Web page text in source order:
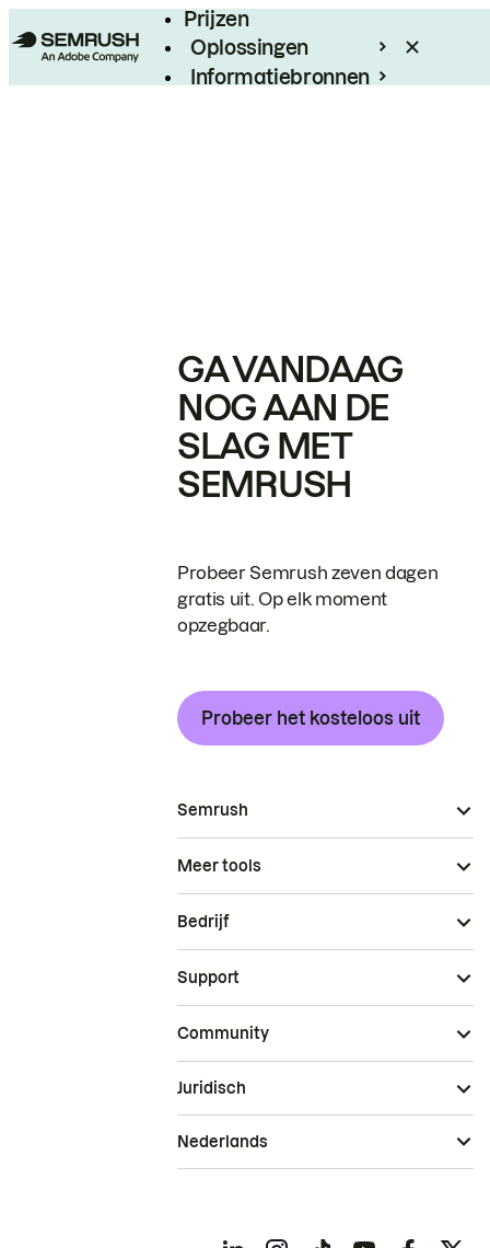
Prijzen
Oplossingen
Informatiebronnen
GA VANDAAG
NOG AAN DE
SLAG MET
SEMRUSH
Probeer Semrush zeven dagen
gratis uit. Op elk moment
opzegbaar.
Probeer het kosteloos uit
Semrush
Meer tools
Bedrijf
Support
Community
Juridisch
Nederlands